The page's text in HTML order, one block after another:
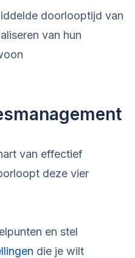
doorlooptijd van
van hun
van effectief
deze vier
en stel
die je wilt